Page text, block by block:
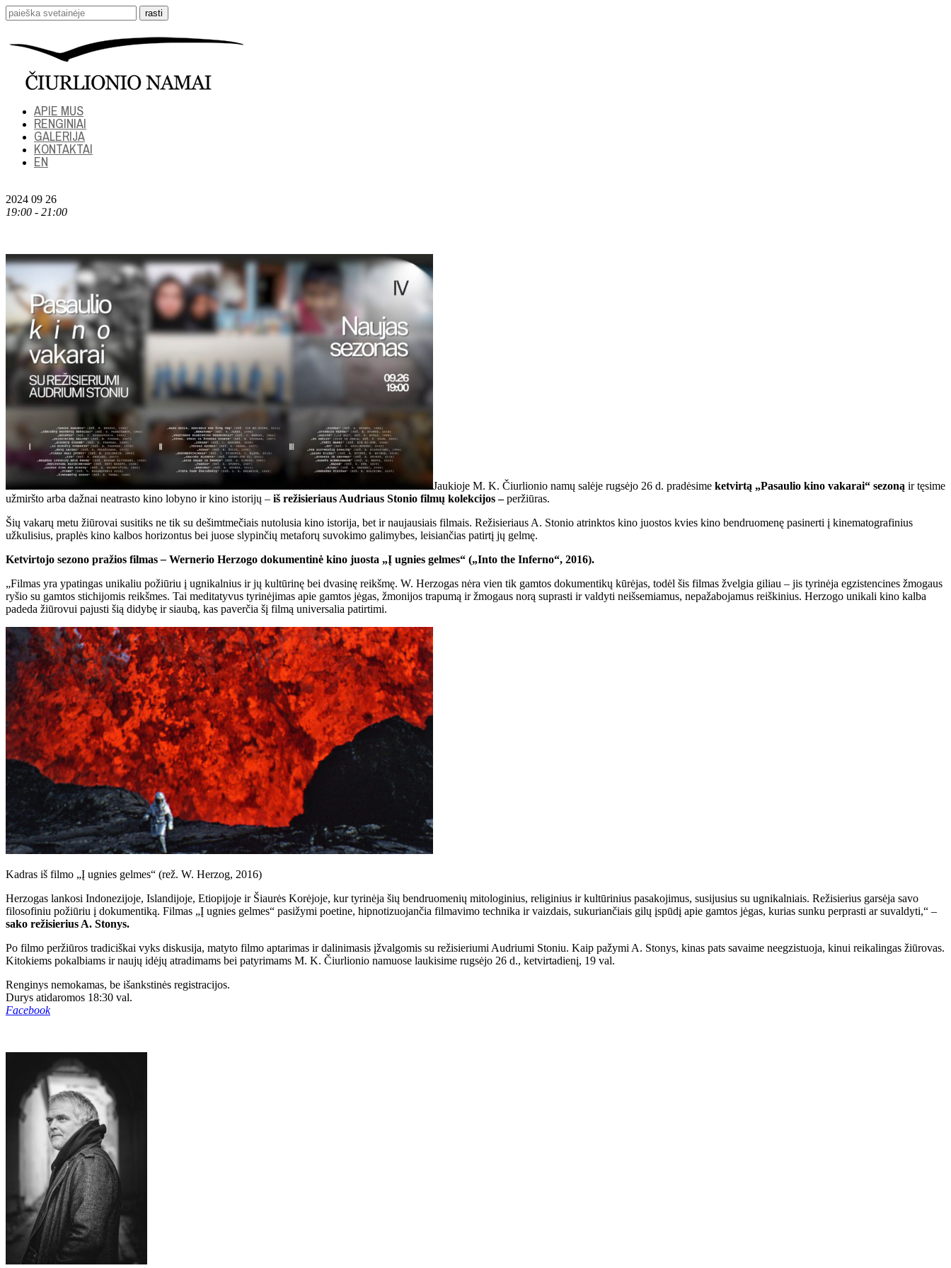
APIE MUS
RENGINIAI
GALERIJA
KONTAKTAI
EN
2024 09 26
19:00 - 21:00
Jaukioje M. K. Čiurlionio namų salėje rugsėjo 26 d. pradėsime ketvirtą „Pasaulio kino vakarai“ sezoną ir tęsime
užmiršto arba dažnai neatrasto kino lobyno ir kino istorijų – iš režisieriaus Audriaus Stonio filmų kolekcijos –peržiūras.
Šių vakarų metu žiūrovai susitiks ne tik su dešimtmečiais nutolusia kino istorija, bet ir naujausiais filmais. Režisieriaus A. Stonio atrinktos kino juostos kvies kino bendruomenę pasinerti į kinematografinius
užkulisius, praplės kino kalbos horizontus bei juose slypinčių metaforų suvokimo galimybes, leisiančias patirtį jų gelmę.
Ketvirtojo sezono pražios filmas– Wernerio Herzogo dokumentinė kino juosta „Į ugnies gelmes“ („Into the Inferno“, 2016).
„Filmas yra ypatingas unikaliu požiūriu į ugnikalnius ir jų kultūrinę bei dvasinę reikšmę. W. Herzogas nėra vien tik gamtos dokumentikų kūrėjas, todėl šis filmas žvelgia giliau – jis tyrinėja egzistencines žmogaus
ryšio su gamtos stichijomis reikšmes. Tai meditatyvus tyrinėjimas apie gamtos jėgas, žmonijos trapumą ir žmogaus norą suprasti ir valdyti neišsemiamus, nepažabojamus reiškinius. Herzogo unikali kino kalba
padeda žiūrovui pajusti šią didybę ir siaubą, kas paverčia šį filmą universalia patirtimi.
Kadras iš filmo „Į ugnies gelmes“ (rež. W. Herzog, 2016)
Herzogas lankosi Indonezijoje, Islandijoje, Etiopijoje ir Šiaurės Korėjoje, kur tyrinėja šių bendruomenių mitologinius, religinius ir kultūrinius pasakojimus, susijusius su ugnikalniais. Režisierius garsėja savo
filosofiniu požiūriu į dokumentiką. Filmas „Į ugnies gelmes“ pasižymi poetine, hipnotizuojančia filmavimo technika ir vaizdais, sukuriančiais gilų įspūdį apie gamtos jėgas, kurias sunku perprasti ar suvaldyti,“ –
sako režisierius A. Stonys.
Po filmo peržiūros tradiciškai vyks diskusija, matyto filmo aptarimas ir dalinimasis įžvalgomis su režisieriumi Audriumi Stoniu. Kaip pažymi A. Stonys, kinas pats savaime neegzistuoja, kinui reikalingas žiūrovas.
Kitokiems pokalbiams ir naujų idėjų atradimams bei patyrimams M. K. Čiurlionio namuose laukisime rugsėjo 26 d., ketvirtadienį, 19 val.
Renginys nemokamas, be išankstinės registracijos.
Durys atidaromos 18:30 val.
Facebook